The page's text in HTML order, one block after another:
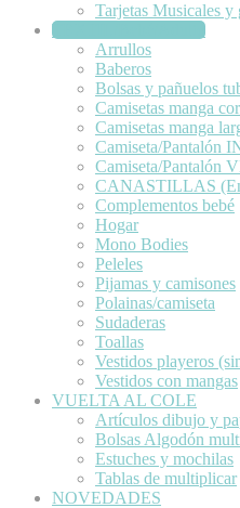
Tarjetas Musicales y
TEXTIL/Bebé/Adulto
Arrullos
Baberos
Bolsas y pañuelos
Camisetas manga
Camisetas manga
Camiseta/Pantalón
Camiseta/Pantalón
CANASTILLAS
Complementos bebé
Hogar
Mono Bodies
Peleles
Pijamas y camisones
Polainas/camiseta
Sudaderas
Toallas
Vestidos playeros
Vestidos con mangas
VUELTA AL COLE
Artículos dibujo y
Bolsas Algodón
Estuches y mochilas
Tablas de multiplicar
NOVEDADES